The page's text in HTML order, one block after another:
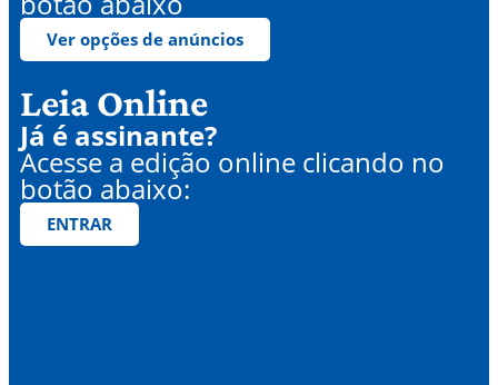
Ver opções de anúncios
Leia Online
Já é assinante?
Acesse a edição online clicando no
botão abaixo:
ENTRAR